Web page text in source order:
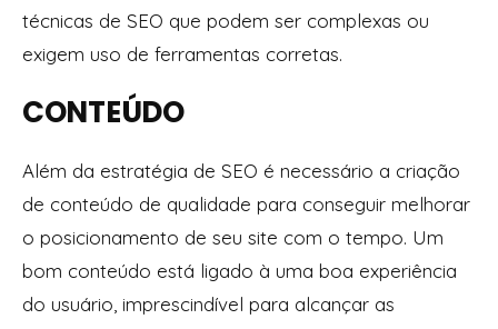
técnicas de SEO que podem ser complexas ou
exigem uso de ferramentas corretas.
CONTEÚDO
Além da estratégia de SEO é necessário a criação
de conteúdo de qualidade para conseguir melhorar
o posicionamento de seu site com o tempo. Um
bom conteúdo está ligado à uma boa experiência
do usuário, imprescindível para alcançar as